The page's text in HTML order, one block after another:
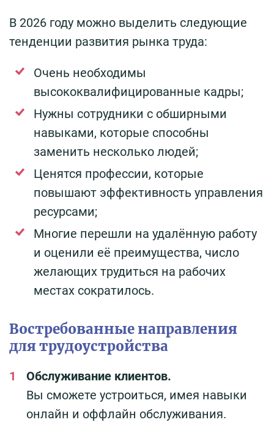
В 2026 году можно выделить следующие
тенденции развития рынка труда:
Очень необходимы
высококвалифицированные кадры;
Нужны сотрудники с обширными
навыками, которые способны
заменить несколько людей;
Ценятся профессии, которые
повышают эффективность управления
ресурсами;
Многие перешли на удалённую работу
и оценили её преимущества, число
желающих трудиться на рабочих
местах сократилось.
Востребованные направления
для трудоустройства
Обслуживание клиентов.
Вы сможете устроиться, имея навыки
онлайн и оффлайн обслуживания.